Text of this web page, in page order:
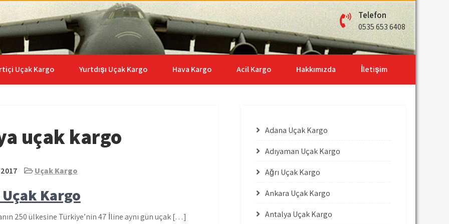
| 0535 653 6408
Telefon
0535 653 6408
Uçak Kargo Yurtdışı Uçak Kargo Hava Kargo Acil Kargo Hakkımızda İletişim
uçak kargo
Uçak Kargo
Kargo
250 ülkesine Türkiye’nin 47 İline aynı gün uçak […]
Adana Uçak Kargo
Adıyaman Uçak Kargo
Ağrı Uçak Kargo
Ankara Uçak Kargo
Antalya Uçak Kargo